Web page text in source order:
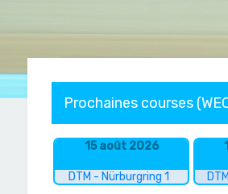
Prochaines courses
15 août 2026
DTM - Nürburgring 1